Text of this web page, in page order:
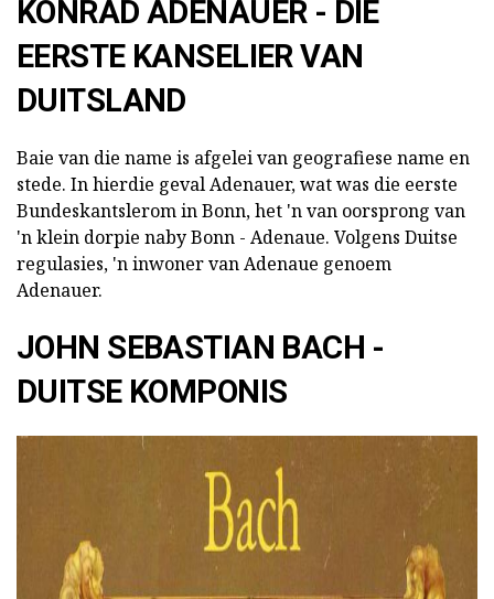
KONRAD ADENAUER - DIE
EERSTE KANSELIER VAN
DUITSLAND
Baie van die name is afgelei van geografiese name en
stede. In hierdie geval Adenauer, wat was die eerste
Bundeskantslerom in Bonn, het 'n van oorsprong van
'n klein dorpie naby Bonn - Adenaue. Volgens Duitse
regulasies, 'n inwoner van Adenaue genoem
Adenauer.
JOHN SEBASTIAN BACH -
DUITSE KOMPONIS